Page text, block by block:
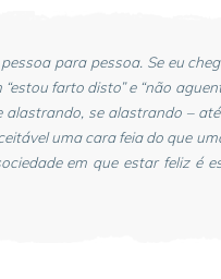
para pessoa. Se eu
farto disto” e “não
alastrando, se alastrando –
uma cara feia do que
em que estar feliz é